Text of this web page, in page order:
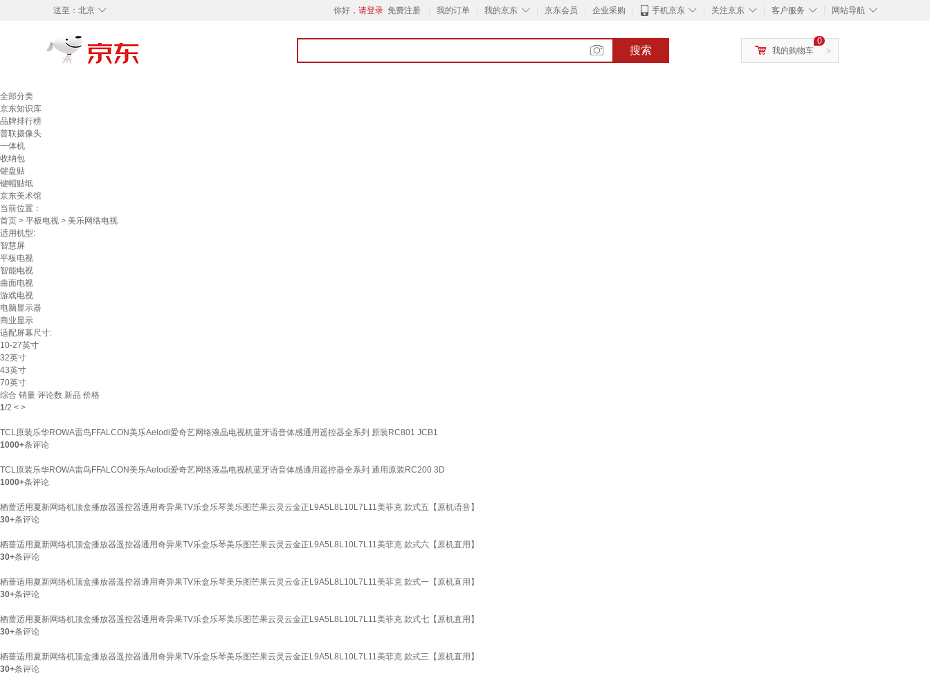
◇
送至： 北京 你好， 请登录 免费注册 我的订单 ◇
我的京东 京东会员 企业采购 ◇
手机京东 ◇
关注京东 ◇
客户服务 ◇
网站导航
搜索 >
0
我的购物车
全部分类
京东知识库
品牌排行榜
普联摄像头
一体机
收纳包
键盘贴
键帽贴纸
京东美术馆
当前位置：
首页 > 平板电视 > 美乐网络电视
适用机型:
智慧屏
平板电视
智能电视
曲面电视
游戏电视
电脑显示器
商业显示
适配屏幕尺寸:
10-27英寸
32英寸
43英寸
70英寸
综合 销量 评论数 新品 价格
1/2 < >
TCL原装乐华ROWA雷鸟FFALCON美乐Aelodi爱奇艺网络液晶电视机蓝牙语音体感通用遥控器全系列 原装RC801 JCB1
1000+条评论
TCL原装乐华ROWA雷鸟FFALCON美乐Aelodi爱奇艺网络液晶电视机蓝牙语音体感通用遥控器全系列 通用原装RC200 3D
1000+条评论
栖蔷适用夏新网络机顶盒播放器遥控器通用奇异果TV乐盒乐琴美乐图芒果云灵云金正L9A5L8L10L7L11美菲克 款式五【原机语音】
30+条评论
栖蔷适用夏新网络机顶盒播放器遥控器通用奇异果TV乐盒乐琴美乐图芒果云灵云金正L9A5L8L10L7L11美菲克 款式六【原机直用】
30+条评论
栖蔷适用夏新网络机顶盒播放器遥控器通用奇异果TV乐盒乐琴美乐图芒果云灵云金正L9A5L8L10L7L11美菲克 款式一【原机直用】
30+条评论
栖蔷适用夏新网络机顶盒播放器遥控器通用奇异果TV乐盒乐琴美乐图芒果云灵云金正L9A5L8L10L7L11美菲克 款式七【原机直用】
30+条评论
栖蔷适用夏新网络机顶盒播放器遥控器通用奇异果TV乐盒乐琴美乐图芒果云灵云金正L9A5L8L10L7L11美菲克 款式三【原机直用】
30+条评论